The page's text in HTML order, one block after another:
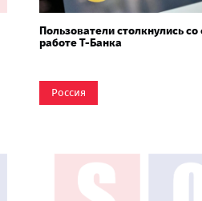
Пользователи столкнулись
работе Т-Банка
Россия